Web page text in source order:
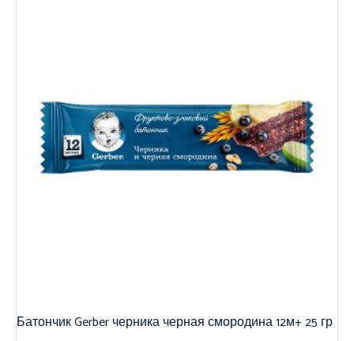
Батончик Gerber черника черная смородина 12м+ 25 гр